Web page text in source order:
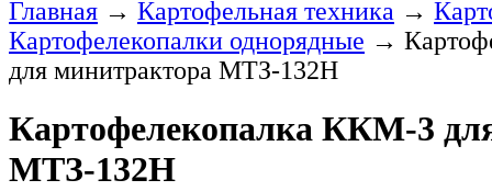
Главная → Картофельная техника →
Картофелекопалки однорядные →
для минитрактора МТЗ-132Н
Картофелекопалка ККМ-3
МТЗ-132Н